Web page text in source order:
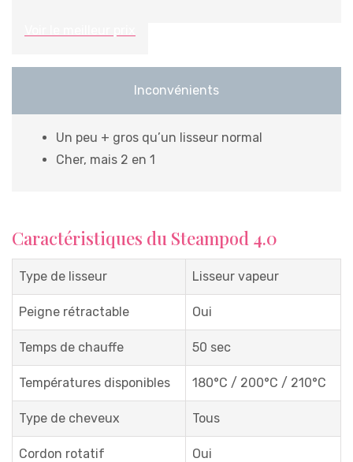
Inconvénients
Un peu + gros qu’un lisseur normal
Cher, mais 2 en 1
Caractéristiques du Steampod 4.0
Type de lisseur Lisseur vapeur
Peigne rétractable Oui
Temps de chauffe 50 sec
Températures disponibles 180°C / 200°C / 210°C
Type de cheveux Tous
Cordon rotatif Oui